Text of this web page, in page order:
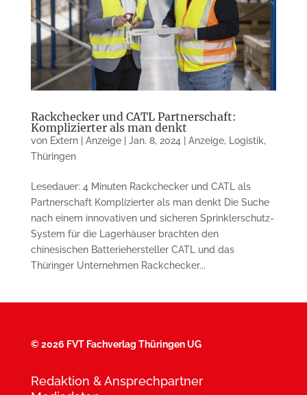
Rackchecker und CATL Partnerschaft:
Komplizierter als man denkt
von Extern | Anzeige| Jan. 8, 2024 | Anzeige, Logistik,
Thüringen
Lesedauer: 4 Minuten Rackchecker und CATL als
Partnerschaft Komplizierter als man denkt Die Suche
nach einem innovativen und sicheren Sprinklerschutz-
System für die Lagerhäuser brachten den
chinesischen Batteriehersteller CATL und das
Thüringer Unternehmen Rackchecker...
©2026 FVT Fachverlag Thüringen UG
Redaktion & Ansprechpartner